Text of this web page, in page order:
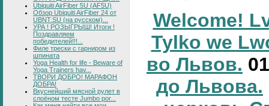
Ubiquiti AirFiber 5U (AF5U)
Обзор Ubiquiti AirFiber 24 от
UBNT.SU (на русском)...
УРА ! РОЗЫГРЫШ! Итоги !
Поздравляем
победителей!!!...
Филе трески с гарниром из
шпината
Yoga Health for life - Beware of
Yoga Trainers hav...
ТВОРИ ДОБРО! МАРАФОН
ДОБРА!
Вкуснейший мясной рулет в
слоёном тесте Jumbo por...
Welcome!
Tylko we
во Львов.
до Львова.